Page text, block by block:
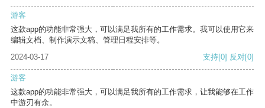
游客
这款app的功能非常强大，可以满足我所有的工作需求。我可以使用它来
编辑文档、制作演示文稿、管理日程安排等。
2024-03-17
支持[0] 反对[0]
游客
这款app的功能非常强大，可以满足我所有的工作需求，让我能够在工作
中游刃有余。